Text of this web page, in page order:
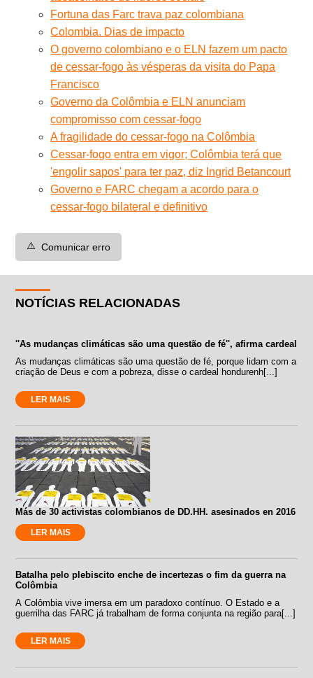
Fortuna das Farc trava paz colombiana
Colombia. Dias de impacto
O governo colombiano e o ELN fazem um pacto
de cessar-fogo às vésperas da visita do Papa
Francisco
Governo da Colômbia e ELN anunciam
compromisso com cessar-fogo
A fragilidade do cessar-fogo na Colômbia
Cessar-fogo entra em vigor; Colômbia terá que
'engolir sapos' para ter paz, diz Ingrid Betancourt
Governo e FARC chegam a acordo para o
cessar-fogo bilateral e definitivo
⚠️ Comunicar erro
NOTÍCIAS RELACIONADAS
''As mudanças climáticas são uma questão de fé'', afirma cardeal
As mudanças climáticas são uma questão de fé, porque lidam com a
criação de Deus e com a pobreza, disse o cardeal hondurenh[...]
LER MAIS
Más de 30 activistas colombianos de DD.HH. asesinados en 2016
LER MAIS
Batalha pelo plebiscito enche de incertezas o fim da guerra na
Colômbia
A Colômbia vive imersa em um paradoxo contínuo. O Estado e a
guerrilha das FARC já trabalham de forma conjunta na região para[...]
LER MAIS